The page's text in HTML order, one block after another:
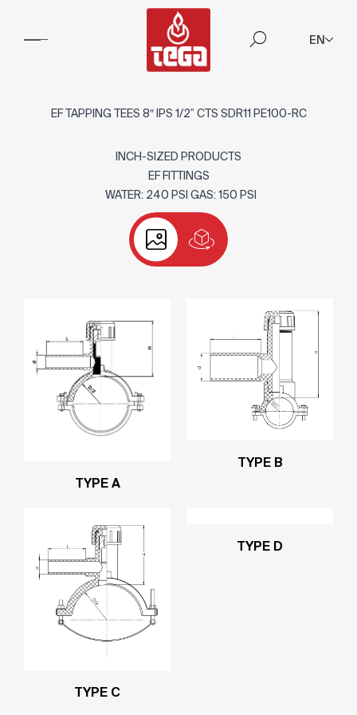
EN
EF TAPPING TEES 8″ IPS 1/2” CTS SDR11 PE100-RC
INCH-SIZED PRODUCTS
EF FITTINGS
WATER: 240 PSI GAS: 150 PSI
TYPE A
TYPE B
TYPE C
TYPE D